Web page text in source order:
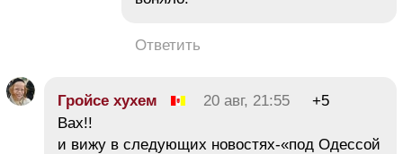
Ответить
Гройсе хухем 20 авг, 21:55
+5
Вах!!
и вижу в следующих новостях-«под Одессой